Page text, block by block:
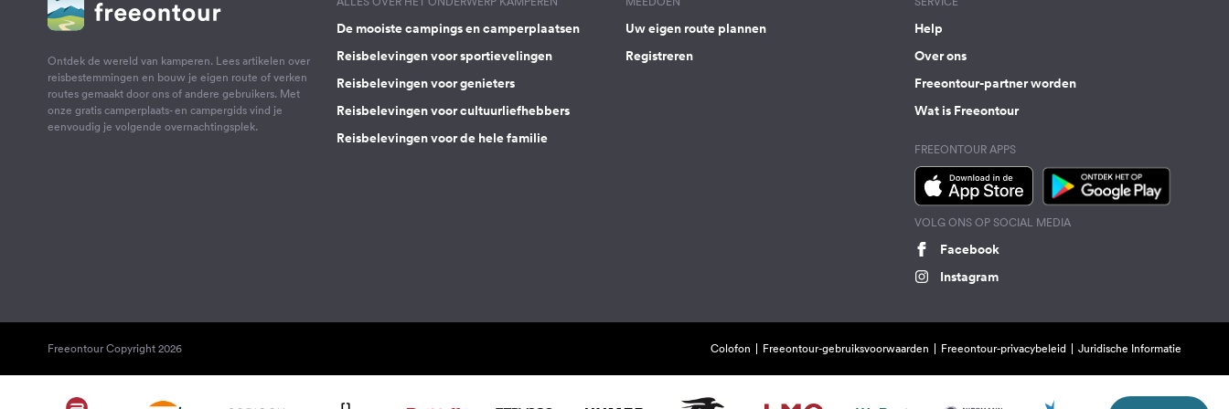
Ontdek de wereld van kamperen. Lees artikelen over
reisbestemmingen en bouw je eigen route of verken
routes gemaakt door ons of andere gebruikers. Met
onze gratis camperplaats- en campergids vind je
eenvoudig je volgende overnachtingsplek.
De mooiste campings en camperplaatsen
Reisbelevingen voor sportievelingen
Reisbelevingen voor genieters
Reisbelevingen voor cultuurliefhebbers
Reisbelevingen voor de hele familie
Uw eigen route plannen
Registreren
Help
Over ons
Freeontour-partner worden
Wat is Freeontour
FREEONTOUR APPS
VOLG ONS OP SOCIAL MEDIA
Facebook
Instagram
Freeontour Copyright 2026 Colofon Freeontour-gebruiksvoorwaarden Freeontour-privacybeleid Juridische Informatie